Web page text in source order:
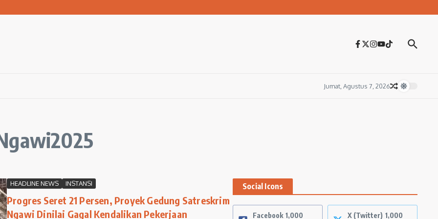
Ngawi Gelar Seminar Golden Parenting
Jumat, Agustus 7, 2026
HEADLINE NEWS INSTANSI
Progres Seret 21 Persen, Proyek Gedung Satreskrim
Ngawi Dinilai Gagal Kendalikan Pekerjaan
Social Icons
Facebook 1,000
X (Twitter) 1,000